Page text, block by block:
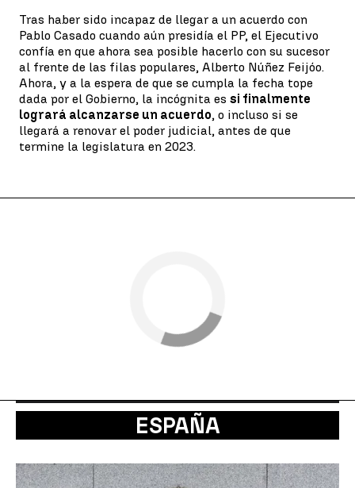
Tras haber sido incapaz de llegar a un acuerdo con
Pablo Casado cuando aún presidía el PP, el Ejecutivo
confía en que ahora sea posible hacerlo con su sucesor
al frente de las filas populares, Alberto Núñez Feijóo.
Ahora, y a la espera de que se cumpla la fecha tope
dada por el Gobierno, la incógnita es si finalmente
logrará alcanzarse un acuerdo, o incluso si se
llegará a renovar el poder judicial, antes de que
termine la legislatura en 2023.
ESPAÑA